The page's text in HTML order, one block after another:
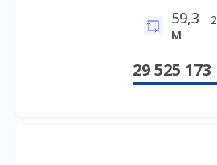
59,3
м
2
29 525 173